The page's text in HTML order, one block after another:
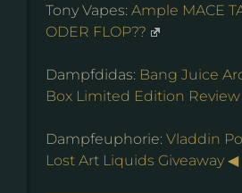
Tony Vapes: Ample MACE
ODER FLOP??
Dampfdidas: Bang Juice
Box Limited Edition Review
Dampfeuphorie: Vladdin
Lost Art Liquids Giveaway ◀